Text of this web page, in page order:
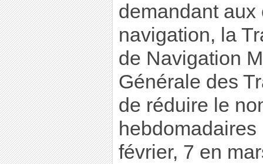
demandant
navigation, la
de Navigation
Générale des
de réduire le
février, 7 en